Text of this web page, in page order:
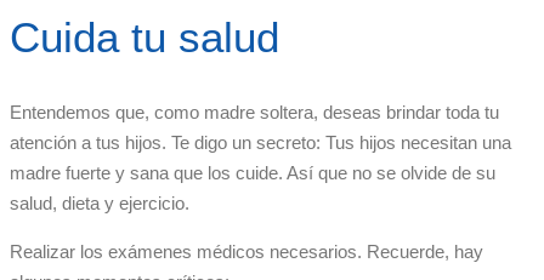
Cuida tu salud
Entendemos que, como madre soltera, deseas brindar toda tu
atención a tus hijos. Te digo un secreto: Tus hijos necesitan una
madre fuerte y sana que los cuide. Así que no se olvide de su
salud, dieta y ejercicio.
Realizar los exámenes médicos necesarios. Recuerde, hay